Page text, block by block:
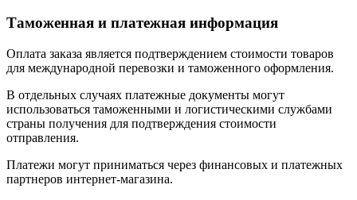
Таможенная и платежная информация
Оплата заказа является подтверждением стоимости товаров
для международной перевозки и таможенного оформления.
В отдельных случаях платежные документы могут
использоваться таможенными и логистическими службами
страны получения для подтверждения стоимости
отправления.
Платежи могут приниматься через финансовых и платежных
партнеров интернет-магазина.